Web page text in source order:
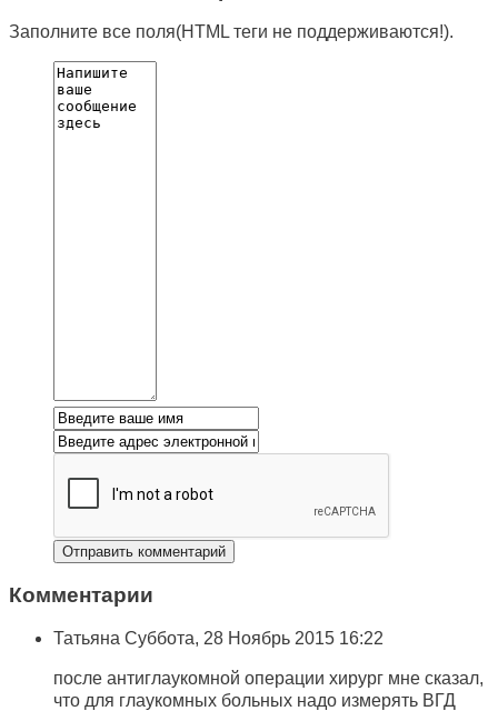
Заполните все поля(HTML теги не поддерживаются!).
Комментарии
Татьяна Суббота, 28 Ноябрь 2015 16:22
после антиглаукомной операции хирург мне сказал,
что для глаукомных больных надо измерять ВГД